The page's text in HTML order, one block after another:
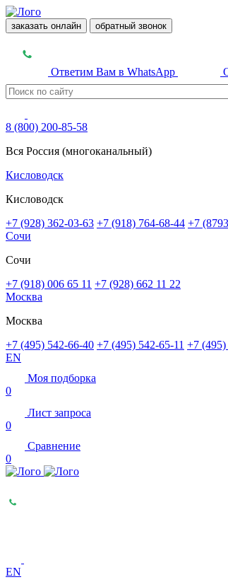
заказать онлайн обратный звонок
Ответим Вам в WhatsApp
8 (800) 200-85-58
Вся Россия (многоканальный)
Кисловодск
Кисловодск
+7 (928) 362-03-63 +7 (918) 764-68-44 +7
Сочи
Сочи
+7 (918) 006 65 11 +7 (928) 662 11 22
Москва
Москва
+7 (495) 542-66-40 +7 (495) 542-65-11 +7
EN
Моя подборка
0
Лист запроса
0
Сравнение
0
EN